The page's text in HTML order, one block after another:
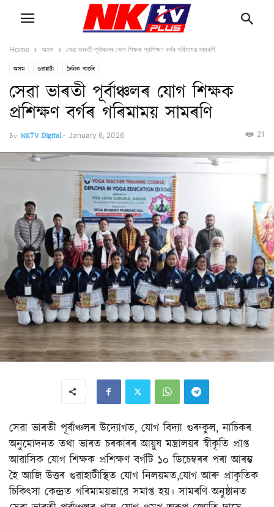
Home অসম সেৱা ভাৰতী পূৰ্বাঞ্চলৰ যোগ শিক্ষক প্ৰশিক্ষণ বৰ্গৰ গৰিমাময় সামৰণি
অসম গুৱাহাটী দৈনিক বাতৰি
সেৱা ভাৰতী পূৰ্বাঞ্চলৰ যোগ শিক্ষক
প্ৰশিক্ষণ বৰ্গৰ গৰিমাময় সামৰণি
By NKTV Digital- January 6, 2026 21
সেৱা ভাৰতী পূৰ্বাঞ্চলৰ উদ্যোগত, যোগ বিদ্যা গুৰুকুল, নাচিকৰ
অনুমোদনত তথা ভাৰত চৰকাৰৰ আয়ুষ মন্ত্ৰালয়ৰ স্বীকৃতি প্ৰাপ্ত
আৱাসিক যোগ শিক্ষক প্ৰশিক্ষণ বৰ্গটি ১০ ডিচেম্বৰৰ পৰা আৰম্ভ
হৈ আজি উত্তৰ গুৱাহাটীস্থিত যোগ নিলয়মত,যোগ আৰু প্ৰাকৃতিক
চিকিৎসা কেন্দ্ৰত গৰিমাময়ভাৱে সমাপ্ত হয়। সামৰণি অনুষ্ঠানত